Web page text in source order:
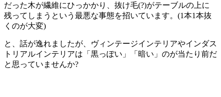
だった木が繊維にひっかかり、抜け毛(?)がテーブルの上に
残ってしまうという最悪な事態を招いています。(1本1本抜
くのが大変)
と、話が逸れましたが、ヴィンテージインテリアやインダス
トリアルインテリアは「黒っぽい」「暗い」のが当たり前だ
と思っていませんか?